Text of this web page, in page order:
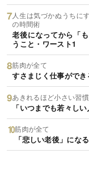
人生は気づかぬうちに
の時間術
老後になってから「
うこと・ワースト1
筋肉が全て
すさまじく仕事がで
あきれるほど小さい習慣
「いつまでも若々し
筋肉が全て
「悲しい老後」にな